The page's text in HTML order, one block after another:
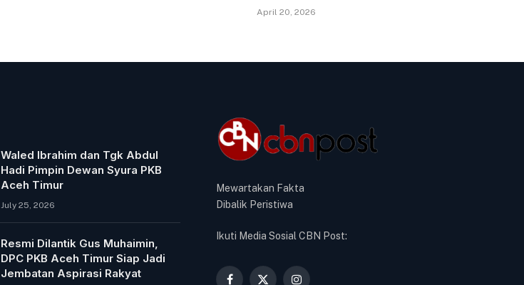
April 20, 2026
Waled Ibrahim dan Tgk Abdul
Hadi Pimpin Dewan Syura PKB
Aceh Timur
July 25, 2026
Resmi Dilantik Gus Muhaimin,
DPC PKB Aceh Timur Siap Jadi
Jembatan Aspirasi Rakyat
Mewartakan Fakta
Dibalik Peristiwa
Ikuti Media Sosial CBN Post: